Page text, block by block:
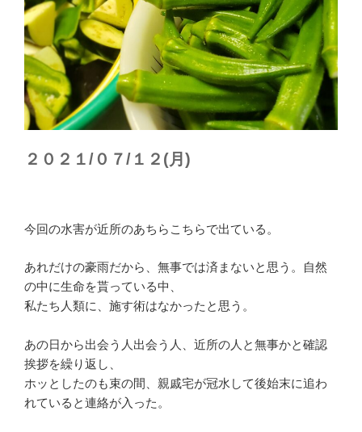
２０２１/０７/１２(月)
今回の水害が近所のあちらこちらで出ている。
あれだけの豪雨だから、無事では済まないと思う。自然
の中に生命を貰っている中、
私たち人類に、施す術はなかったと思う。
あの日から出会う人出会う人、近所の人と無事かと確認
挨拶を繰り返し、
ホッとしたのも束の間、親戚宅が冠水して後始末に追わ
れていると連絡が入った。